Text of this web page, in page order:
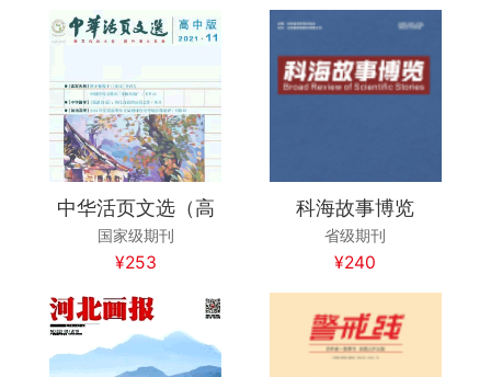
中华活页文选（高
国家级期刊
¥253
科海故事博览
省级期刊
¥240